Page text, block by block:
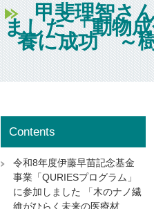
甲斐理智さ
ました 「動物
養に成功 ～
Contents
令和8年度伊藤早苗記念基金
事業「QURIESプログラム」
に参加しました 「木のナノ繊
維がひらく未来の医療材